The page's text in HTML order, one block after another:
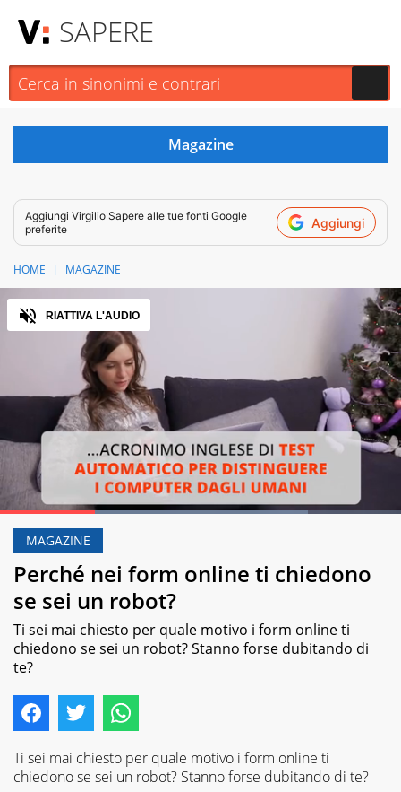
SAPERE
Aggiungi Virgilio Sapere alle tue fonti Google
preferite
Aggiungi
HOME MAGAZINE
PauseUnmute
Loaded:76.75%
Audio
RIATTIVA L'AUDIO
MAGAZINE
Perché nei form online ti chiedono
se sei un robot?
Ti sei mai chiesto per quale motivo i form online ti
chiedono se sei un robot? Stanno forse dubitando di
te?
Ti sei mai chiesto per quale motivo i form online ti
chiedono se sei un robot? Stanno forse dubitando di te?